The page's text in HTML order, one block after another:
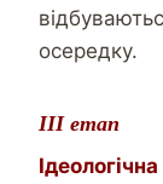
осередку.
ІІІ етап